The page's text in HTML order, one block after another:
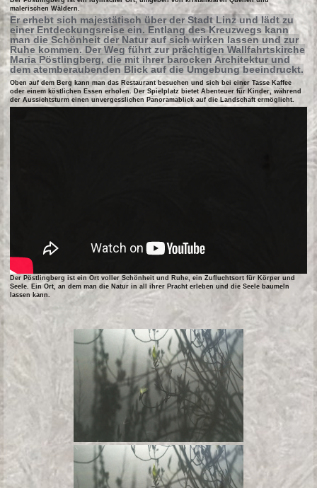
malerischen Wäldern.
Er erhebt sich majestätisch über der Stadt Linz und lädt zu
einer Entdeckungsreise ein. Entlang des Kreuzwegs kann
man die Schönheit der Natur auf sich wirken lassen und zur
Ruhe kommen. Der Weg führt zur prächtigen Wallfahrtskirche
Maria Pöstlingberg, die mit ihrer barocken Architektur und
dem atemberaubenden Blick auf die Umgebung beeindruckt.
Oben auf dem Berg kann man das Restaurant besuchen und sich bei einer Tasse Kaffee
oder einem köstlichen Essen erholen. Der Spielplatz bietet Abenteuer für Kinder, während
der Aussichtsturm einen unvergesslichen Panoramablick auf die Landschaft ermöglicht.
Der Pöstlingberg ist ein Ort voller Schönheit und Ruhe, ein Zufluchtsort für Körper und
Seele. Ein Ort, an dem man die Natur in all ihrer Pracht erleben und die Seele baumeln
lassen kann.